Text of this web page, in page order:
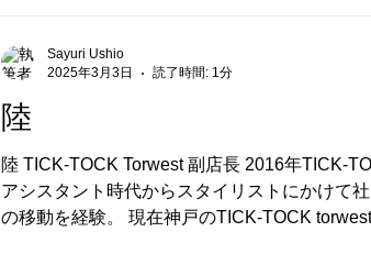
陸
陸 TICK-TOCK Torwest 副店長 2016年TICK-
アシスタント時代からスタイリストにかけて
の移動を経験。 現在神戸のTICK-TOCK
Sayuri Ushio
2025年3月3日
読了時間: 1分